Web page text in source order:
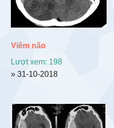
Viêm não
Lượt xem: 198
» 31-10-2018